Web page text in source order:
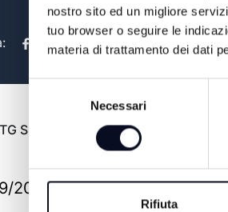
nostro sito ed un migliore
tuo browser o seguire le
materia di trattamento dei dati
Selezione
Necessari
Rifiuta
SERA
2026